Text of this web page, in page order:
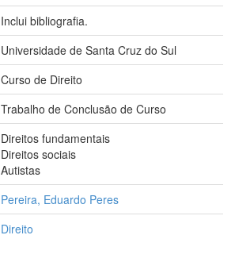
Inclui bibliografia.
Universidade de Santa Cruz do Sul
Curso de Direito
Trabalho de Conclusão de Curso
Direitos fundamentais
Direitos sociais
Autistas
Pereira, Eduardo Peres
Direito